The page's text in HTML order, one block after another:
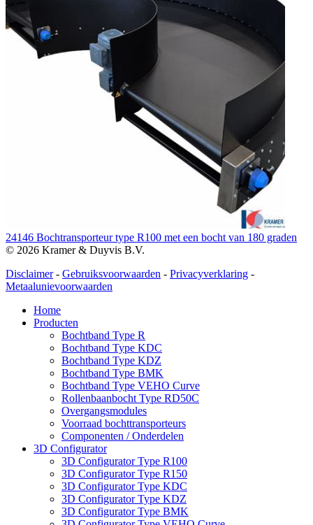
24146 Bochtransporteur type R100 met een bocht van 180 graden
© 2026 Kramer & Duyvis B.V.
Disclaimer- Gebruiksvoorwaarden - Privacyverklaring -
Metaalunievoorwaarden
Home
Producten
Bochtband Type R
Bochtband Type KDC
Bochtband Type KDZ
Bochtband Type BMK
Bochtband Type VEHO Curve
Rollenbaanbocht Type RD50C
Overgangsmodules
Voorraad bochttransporteurs
Componenten / Onderdelen
3D Configurator
3D Configurator Type R100
3D Configurator Type R150
3D Configurator Type KDC
3D Configurator Type KDZ
3D Configurator Type BMK